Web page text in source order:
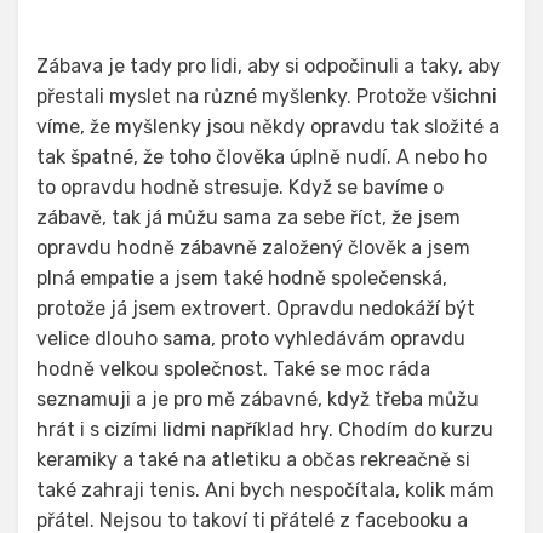
Zábava je tady pro lidi, aby si odpočinuli a taky, aby
přestali myslet na různé myšlenky. Protože všichni
víme, že myšlenky jsou někdy opravdu tak složité a
tak špatné, že toho člověka úplně nudí. A nebo ho
to opravdu hodně stresuje. Když se bavíme o
zábavě, tak já můžu sama za sebe říct, že jsem
opravdu hodně zábavně založený člověk a jsem
plná empatie a jsem také hodně společenská,
protože já jsem extrovert. Opravdu nedokáží být
velice dlouho sama, proto vyhledávám opravdu
hodně velkou společnost. Také se moc ráda
seznamuji a je pro mě zábavné, když třeba můžu
hrát i s cizími lidmi například hry. Chodím do kurzu
keramiky a také na atletiku a občas rekreačně si
také zahraji tenis. Ani bych nespočítala, kolik mám
přátel. Nejsou to takoví ti přátelé z facebooku a